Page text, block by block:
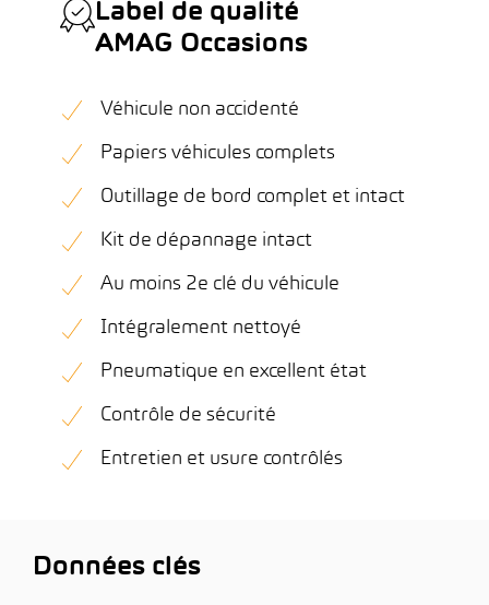
Label de qualité
AMAG Occasions
Véhicule non accidenté
Papiers véhicules complets
Outillage de bord complet et intact
Kit de dépannage intact
Au moins 2e clé du véhicule
Intégralement nettoyé
Pneumatique en excellent état
Contrôle de sécurité
Entretien et usure contrôlés
Données clés